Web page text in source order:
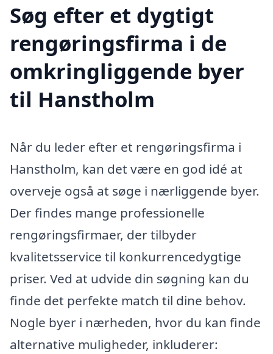
Søg efter et dygtigt
rengøringsfirma i de
omkringliggende byer
til Hanstholm
Når du leder efter et rengøringsfirma i
Hanstholm, kan det være en god idé at
overveje også at søge i nærliggende byer.
Der findes mange professionelle
rengøringsfirmaer, der tilbyder
kvalitetsservice til konkurrencedygtige
priser. Ved at udvide din søgning kan du
finde det perfekte match til dine behov.
Nogle byer i nærheden, hvor du kan finde
alternative muligheder, inkluderer: